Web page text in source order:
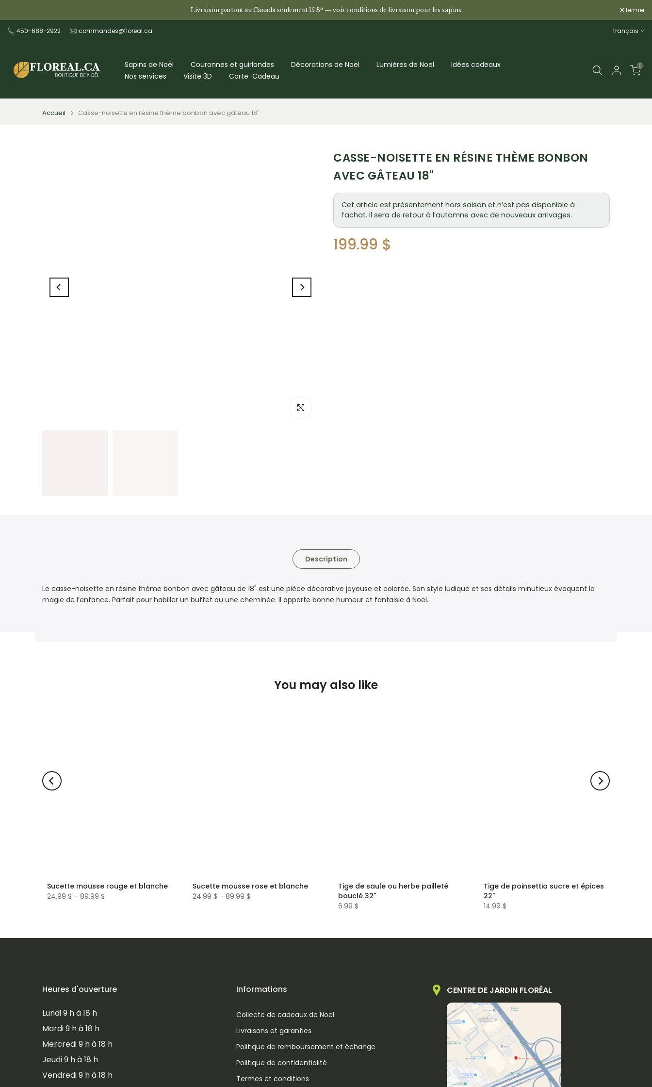
au
contenu
Livraison partout au Canada seulement 15 $* —voir conditions de livraison pour les sapins fermer
450-688-2922 commandes@floreal.ca français
Sapins de Noël Couronnes et guirlandes Décorations de Noël Lumières de Noël
Idées cadeaux
Nos services
Visite 3D Carte-Cadeau
0
Accueil Casse-noisette en résine thème bonbon avec gâteau 18"
Cliquez pour agrandir
CASSE-NOISETTE EN RÉSINE THÈME BONBON
AVEC GÂTEAU 18"
Cet article est présentement hors saison et n’est pas disponible à
l’achat. Il sera de retour à l’automne avec de nouveaux arrivages.
199.99 $
Description
Le casse-noisette en résine thème bonbon avec gâteau de 18" est une pièce décorative joyeuse et colorée. Son style ludique et ses détails minutieux évoquent la
magie de l’enfance. Parfait pour habiller un buffet ou une cheminée. Il apporte bonne humeur et fantaisie à Noël.
You may also like
Sucette mousse rouge et blanche
24.99 $ – 89.99 $
Sucette mousse rose et blanche
24.99 $ – 89.99 $
Tige de saule ou herbe pailleté
bouclé 32"
6.99 $
Tige de poinsettia sucre et épices
22"
14.99 $
Heures d'ouverture
Lundi 9 h à 18 h
Mardi 9 h à 18 h
Mercredi 9 h à 18 h
Jeudi 9 h à 18 h
Vendredi 9 h à 18 h
Informations
Collecte de cadeaux de Noël
Livraisons et garanties
Politique de remboursement et échange
Politique de confidentialité
Termes et conditions
CENTRE DE JARDIN FLORÉAL